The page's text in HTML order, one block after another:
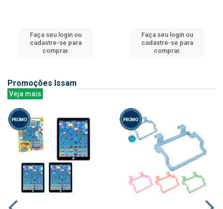
Faça seu login ou
cadastre-se para
comprar.
Faça seu login ou
cadastre-se para
comprar.
Promoções Issam
Veja mais